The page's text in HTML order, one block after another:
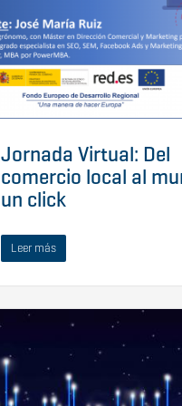
Jornada Virtual: Del
comercio local al
un click
Leer más